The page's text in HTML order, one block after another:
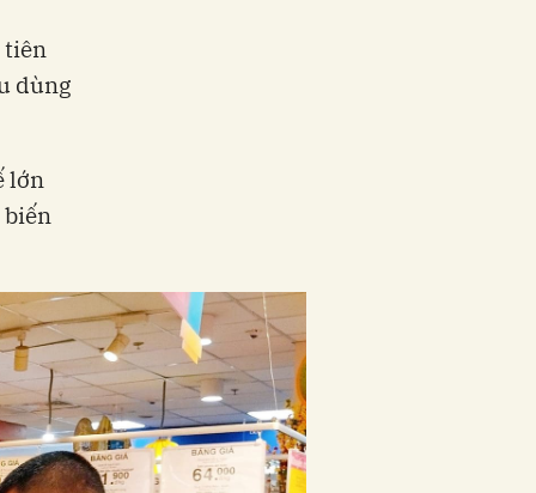
tiên
dùng
lớn